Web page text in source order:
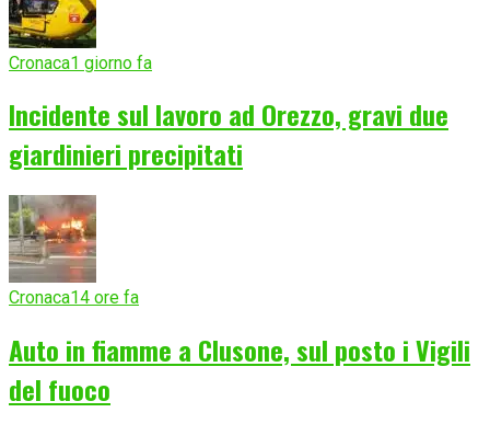
Cronaca1 giorno fa
Incidente sul lavoro ad Orezzo, gravi due
giardinieri precipitati
Cronaca14 ore fa
Auto in fiamme a Clusone, sul posto i Vigili
del fuoco